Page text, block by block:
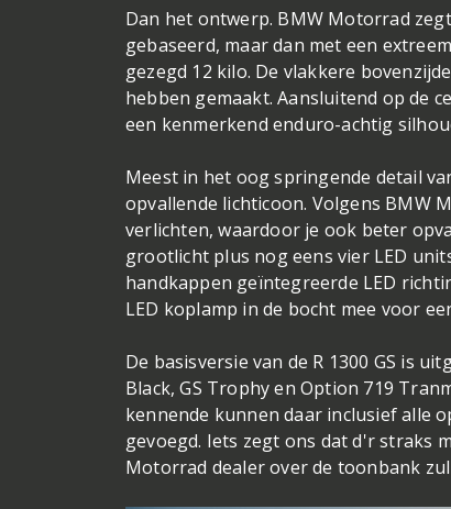
Dan het ontwerp. BMW Motorrad
gebaseerd, maar dan met een
gezegd 12 kilo. De vlakkere
hebben gemaakt. Aansluitend op de
een kenmerkend enduro-achtig
Meest in het oog springende detail
opvallende lichticoon. Volgens BMW
verlichten, waardoor je ook beter
grootlicht plus nog eens vier LED
handkappen geïntegreerde LED
LED koplamp in de bocht mee voor
De basisversie van de R 1300 GS is
Black, GS Trophy en Option 719
kennende kunnen daar inclusief alle
gevoegd. Iets zegt ons dat d'r straks
Motorrad dealer over de toonbank